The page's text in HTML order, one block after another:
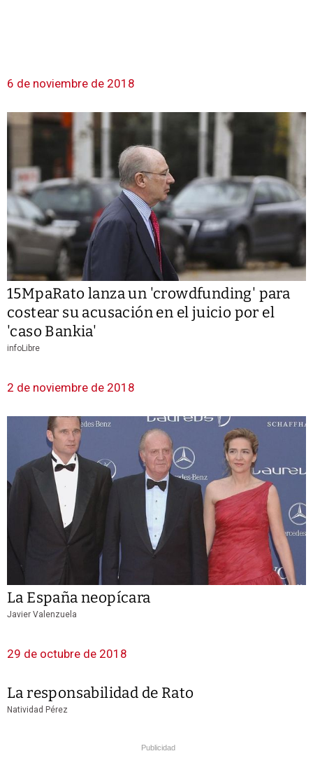
6 de noviembre de 2018
15MpaRato lanza un 'crowdfunding' para
costear su acusación en el juicio por el
'caso Bankia'
infoLibre
2 de noviembre de 2018
La España neopícara
Javier Valenzuela
29 de octubre de 2018
La responsabilidad de Rato
Natividad Pérez
Publicidad